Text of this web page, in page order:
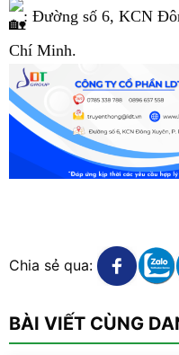
: Đường số 6, KCN
Chí Minh.
Chia sẻ qua: Xem
BÀI VIẾT CÙNG